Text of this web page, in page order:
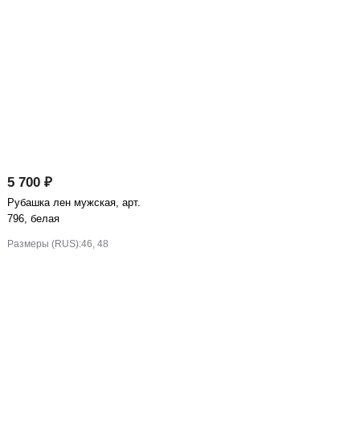
5 700 ₽
Рубашка лен мужская, арт.
796, белая
Размеры (RUS):46, 48